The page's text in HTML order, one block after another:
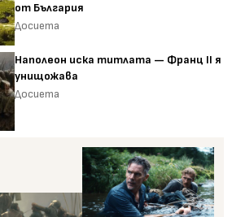
от България
Досиета
Наполеон иска титлата — Франц II я
унищожава
Досиета